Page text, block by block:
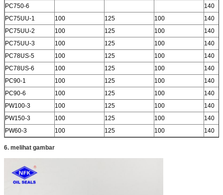
PC750-6
140
PC75UU-1
100 125 100
140
PC75UU-2
100 125 100
140
PC75UU-3
100 125 100
140
PC78US-5
100 125 100
140
PC78US-6
100 125 100
140
PC90-1
100 125 100
140
PC90-6
100 125 100
140
PW100-3
100 125 100
140
PW150-3
100 125 100
140
PW60-3
100 125 100 140
6. melihat gambar